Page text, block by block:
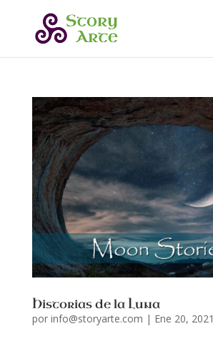
Historias de la Luna
por info@storyarte.com | Ene 20, 2021